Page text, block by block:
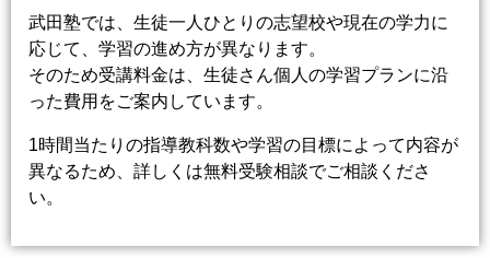
武田塾では、生徒一人ひとりの志望校や現在の学力に
応じて、学習の進め方が異なります。
そのため受講料金は、生徒さん個人の学習プランに沿
った費用をご案内しています。
1時間当たりの指導教科数や学習の目標によって内容が
異なるため、詳しくは無料受験相談でご相談くださ
い。